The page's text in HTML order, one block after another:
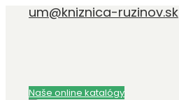
um@kniznica-ruzinov.sk
Naše online katalógy